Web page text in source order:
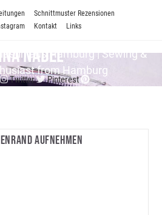
Schnittmuster Rezensionen
Kontakt Links
Nadel
aus Hamburg | Sewing &
from Hamburg
Twitter Pinterest
Aufnehmen